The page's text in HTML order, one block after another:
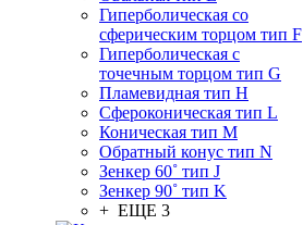
Гиперболическая со
сферическим торцом тип F
Гиперболическая с
точечным торцом тип G
Пламевидная тип H
Сфероконическая тип L
Коническая тип M
Обратный конус тип N
Зенкер 60˚ тип J
Зенкер 90˚ тип K
+ ЕЩЕ 3